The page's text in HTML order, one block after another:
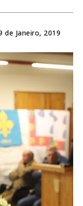
de Janeiro, 2019